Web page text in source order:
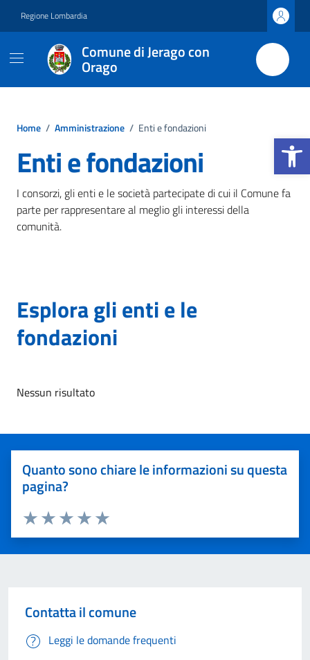
Apri la
Regione Lombardia
Comune di Jerago con
Orago
Home / Amministrazione / Enti e fondazioni
Enti e fondazioni
I consorzi, gli enti e le società partecipate di cui il Comune fa
parte per rappresentare al meglio gli interessi della
comunità.
Esplora gli enti e le
fondazioni
Nessun risultato
Quanto sono chiare le informazioni su questa
pagina?
Valuta 5 stelle su 5
Valuta 4 stelle su 5
Valuta 3 stelle su 5
Valuta 2 stelle su 5
Valuta 1 stelle su 5
Contatta il comune
Leggi le domande frequenti